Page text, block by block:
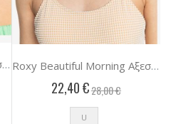
Roxy Beautiful Morning Αξεσουαρ Γυναικειο Roxy Beautiful Morning Αξεσουαρ Γυναικειο
22,40 €28,00 €
U